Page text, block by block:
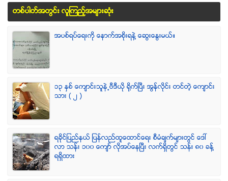
တစ္ပါတ္အတြင္း လူၾကည့္အမ်ားဆံုး
အပစ္ရပ္ေရးကို ေနာက္အစိုးရနဲ႔ ေဆြးေႏြးမယ္။
၁၃ ႏွစ္ ေက်ာင္းသူနဲ႕ဗီဒီယို ရိုက္ျပီး အြန္လိုင္း တင္တဲ့ ေက်ာင္း
သား ( ၂ )
ရခုိင္ျပည္နယ္ ျပန္လည္ထူေထာင္ေရး စီမံခ်က္မ်ားတြင္ ေဒၚ
လာ သန္း ၁၀၀ ေက်ာ္ လုိအပ္ေနၿပီး လက္ရွိတြင္ သန္း ၈၀ ခန္႔
ရရွိထား